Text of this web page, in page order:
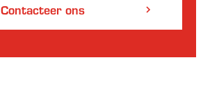
Contacteer ons